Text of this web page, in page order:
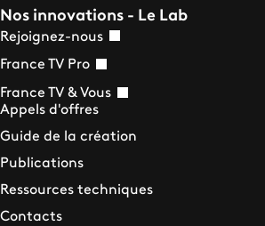
Nos innovations - Le Lab
Rejoignez-nous
France TV Pro
France TV & Vous
Appels d'offres
Guide de la création
Publications
Ressources techniques
Contacts